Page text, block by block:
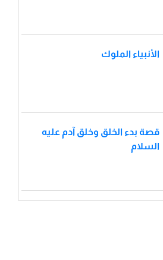
الأنبياء الملوك
قصة بدء الخلق وخلق آدم عليه
السلام